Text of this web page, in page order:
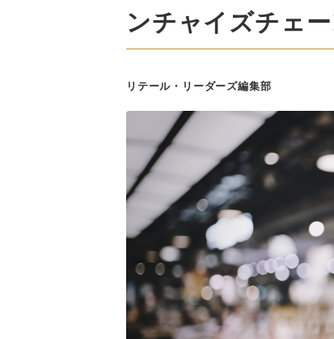
ンチャイズチェ
リテール・リーダーズ編集部